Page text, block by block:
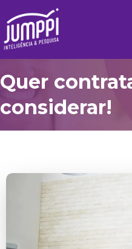
Quer
considerar!